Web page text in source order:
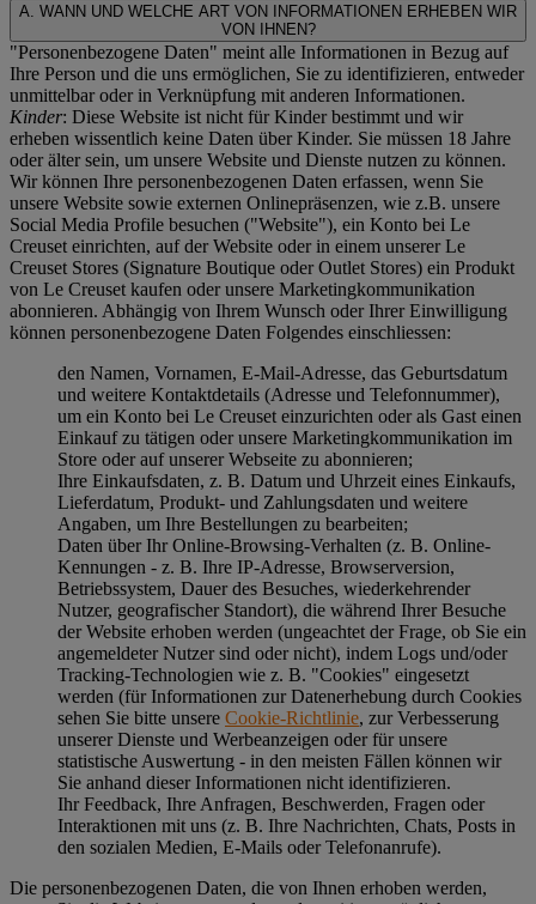
A. WANN UND WELCHE ART VON INFORMATIONEN ERHEBEN WIR
VON IHNEN?
"Personenbezogene Daten" meint alle Informationen in Bezug auf
Ihre Person und die uns ermöglichen, Sie zu identifizieren, entweder
unmittelbar oder in Verknüpfung mit anderen Informationen.
Kinder: Diese Website ist nicht für Kinder bestimmt und wir
erheben wissentlich keine Daten über Kinder. Sie müssen 18 Jahre
oder älter sein, um unsere Website und Dienste nutzen zu können.
Wir können Ihre personenbezogenen Daten erfassen, wenn Sie
unsere Website sowie externen Onlinepräsenzen, wie z.B. unsere
Social Media Profile besuchen ("Website"), ein Konto bei Le
Creuset einrichten, auf der Website oder in einem unserer Le
Creuset Stores (Signature Boutique oder Outlet Stores) ein Produkt
von Le Creuset kaufen oder unsere Marketingkommunikation
abonnieren. Abhängig von Ihrem Wunsch oder Ihrer Einwilligung
können personenbezogene Daten Folgendes einschliessen:
den Namen, Vornamen, E-Mail-Adresse, das Geburtsdatum
und weitere Kontaktdetails (Adresse und Telefonnummer),
um ein Konto bei Le Creuset einzurichten oder als Gast einen
Einkauf zu tätigen oder unsere Marketingkommunikation im
Store oder auf unserer Webseite zu abonnieren;
Ihre Einkaufsdaten, z. B. Datum und Uhrzeit eines Einkaufs,
Lieferdatum, Produkt- und Zahlungsdaten und weitere
Angaben, um Ihre Bestellungen zu bearbeiten;
Daten über Ihr Online-Browsing-Verhalten (z. B. Online-
Kennungen - z. B. Ihre IP-Adresse, Browserversion,
Betriebssystem, Dauer des Besuches, wiederkehrender
Nutzer, geografischer Standort), die während Ihrer Besuche
der Website erhoben werden (ungeachtet der Frage, ob Sie ein
angemeldeter Nutzer sind oder nicht), indem Logs und/oder
Tracking-Technologien wie z. B. "Cookies" eingesetzt
werden (für Informationen zur Datenerhebung durch Cookies
sehen Sie bitte unsere Cookie-Richtlinie, zur Verbesserung
unserer Dienste und Werbeanzeigen oder für unsere
statistische Auswertung - in den meisten Fällen können wir
Sie anhand dieser Informationen nicht identifizieren.
Ihr Feedback, Ihre Anfragen, Beschwerden, Fragen oder
Interaktionen mit uns (z. B. Ihre Nachrichten, Chats, Posts in
den sozialen Medien, E-Mails oder Telefonanrufe).
Die personenbezogenen Daten, die von Ihnen erhoben werden,